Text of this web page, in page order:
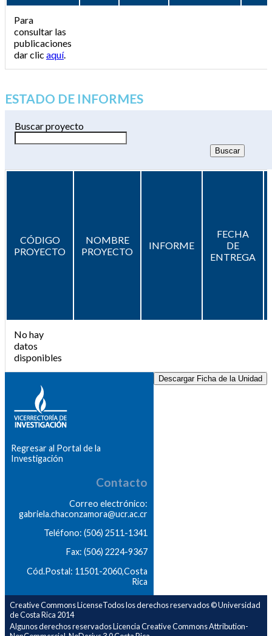
Para
consultar las
publicaciones
dar clic aquí.
ESTADO DE INFORMES
Buscar proyecto
CÓDIGO
PROYECTO
NOMBRE
PROYECTO
INFORME
FECHA
DE
ENTREGA
No hay
datos
disponibles
Descargar Ficha de la Unidad
Regresar al Portal de la
Investigación
Contacto
Correo electrónico:
gabriela.chaconzamora@ucr.ac.cr
Teléfono: (506) 2511-1341
Fax: (506) 2224-9367
Cód.Postal: 11501-2060,Costa
Rica
Creative Commons LicenseTodos los derechos reservados © Universidad
de Costa Rica 2014
Algunos derechos reservados Licencia Creative Commons Attribution-